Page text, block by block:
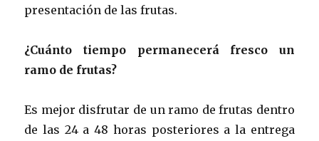
presentación de las frutas.
¿Cuánto tiempo permanecerá fresco un
ramo de frutas?
Es mejor disfrutar de un ramo de frutas dentro
de las 24 a 48 horas posteriores a la entrega